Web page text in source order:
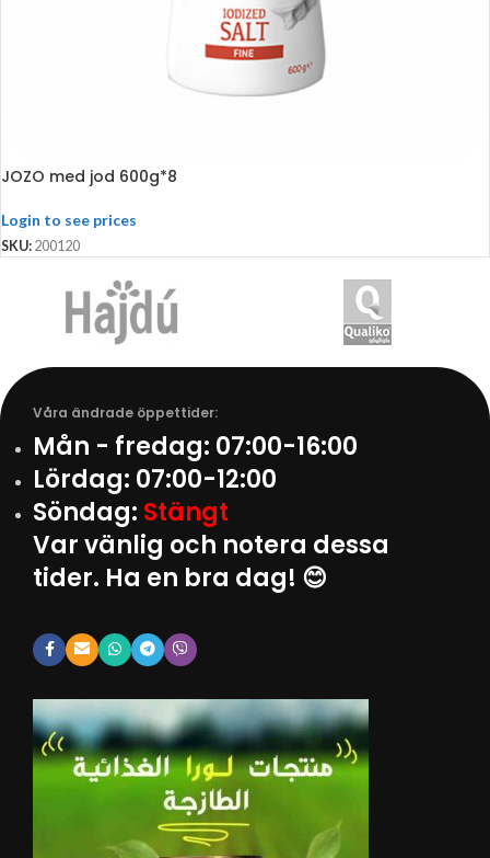
JOZO med jod 600g*8
Login to see prices
SKU: 200120
Våra ändrade öppettider:
Mån - fredag: 07:00-16:00
Lördag: 07:00-12:00
Söndag: Stängt
Var vänlig och notera dessa
tider. Ha en bra dag! 😊